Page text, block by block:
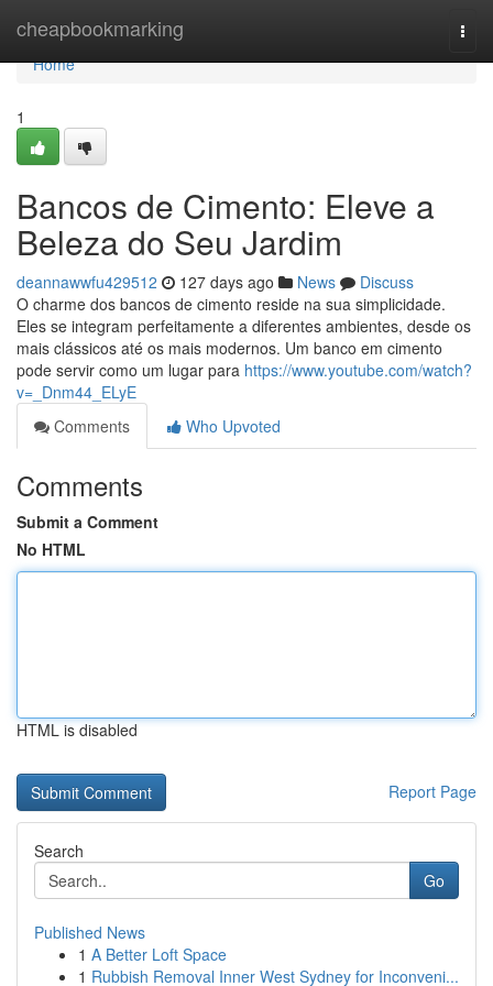
cheapbookmarking
Home
Home
1
Bancos de Cimento: Eleve a
Beleza do Seu Jardim
deannawwfu429512 127 days ago News
Discuss
O charme dos bancos de cimento reside na sua simplicidade.
Eles se integram perfeitamente a diferentes ambientes, desde os
mais clássicos até os mais modernos. Um banco em cimento
pode servir como um lugar para https://www.youtube.com/watch?
v=_Dnm44_ELyE
Comments
Who Upvoted
Comments
Submit a Comment
No HTML
HTML is disabled
Report Page
Search
Go
Published News
1 A Better Loft Space
1 Rubbish Removal Inner West Sydney for Inconveni...